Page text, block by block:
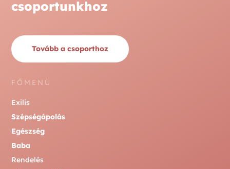
csoportunkhoz
Tovább a csoporthoz
FŐMENÜ
Exilis
Szépségápolás
Egészség
Baba
Rendelés